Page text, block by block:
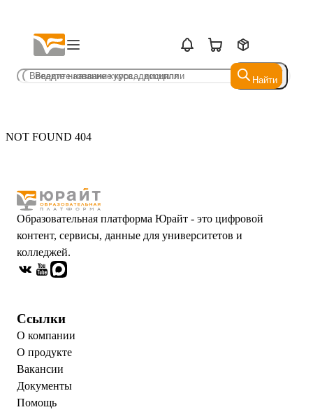
Найти
Найти
NOT FOUND 404
Образовательная платформа Юрайт - это цифровой
контент, сервисы, данные для университетов и
колледжей.
Ссылки
О компании
О продукте
Вакансии
Документы
Помощь